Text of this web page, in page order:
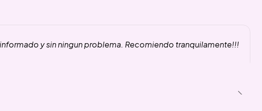
y sin ningun problema. Recomiendo tranquilamente!!!